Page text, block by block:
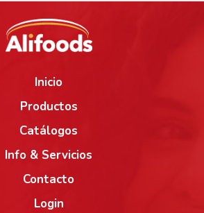
Inicio
Productos
Catálogos
Info & Servicios
Contacto
Login